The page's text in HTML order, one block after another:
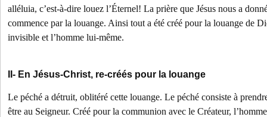
alléluia, c’est-à-dire louez l’Éternel! La prière que Jésus nous a
commence par la louange. Ainsi tout a été créé pour la louange de
invisible et l’homme lui-même.
II- En Jésus-Christ, re-créés pour la louange
Le péché a détruit, oblitéré cette louange. Le péché consiste à
être au Seigneur. Créé pour la communion avec le Créateur,